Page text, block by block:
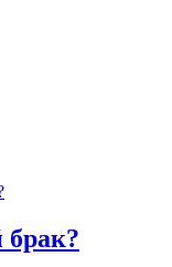
брак?